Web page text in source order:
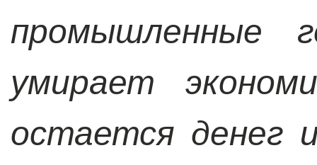
промышленные
умирает
остается денег